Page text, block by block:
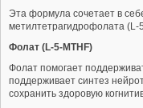
Эта формула сочетает в
метилтетрагидрофолата (L-
Фолат (L-5-MTHF)
Фолат помогает
поддерживает синтез
сохранить здоровую